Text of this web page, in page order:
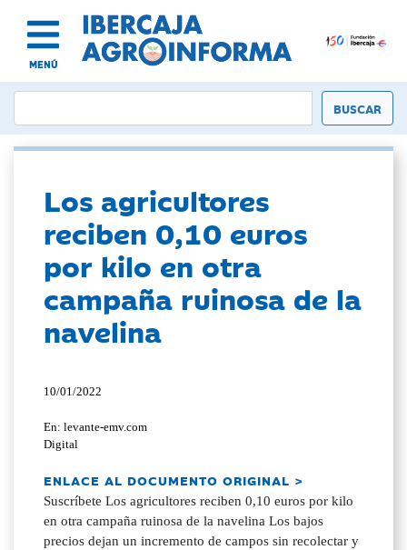
MENÚ
Los agricultores
reciben 0,10 euros
por kilo en otra
campaña ruinosa de la
navelina
10/01/2022
En: levante-emv.com
Digital
ENLACE AL DOCUMENTO ORIGINAL >
Suscríbete Los agricultores reciben 0,10 euros por kilo
en otra campaña ruinosa de la navelina Los bajos
precios dejan un incremento de campos sin recolectar y